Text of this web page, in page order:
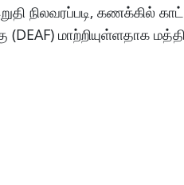
நிலவரப்படி, கணக்கில்
மாற்றியுள்ளதாக